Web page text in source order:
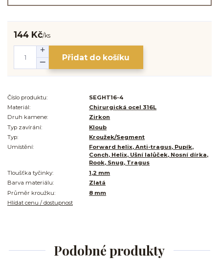
144 Kč/ks
Přidat do košíku
Číslo produktu:
SEGHT16-4
Materiál:
Chirurgická ocel 316L
Druh kamene:
Zirkon
Typ zavírání:
Kloub
Typ:
Kroužek/Segment
Umístění:
Forward helix, Anti-tragus, Pupík,
Conch, Helix, Ušní lalůček, Nosní dírka,
Rook, Snug, Tragus
Tloušťka tyčinky:
1,2 mm
Barva materiálu:
Zlatá
Průměr kroužku:
8 mm
Hlídat cenu / dostupnost
Podobné produkty